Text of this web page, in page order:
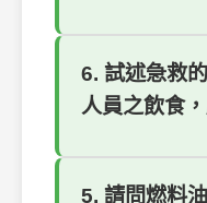
6. 試述急救
人員之飲食
5. 請問燃料